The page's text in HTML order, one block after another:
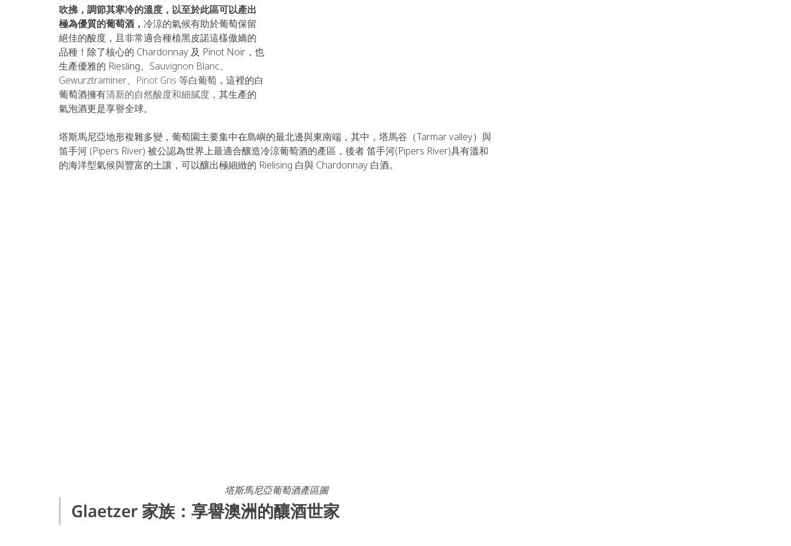
吹拂，調節其寒冷的溫度，以至於此區可以產出
極為優質的葡萄酒， 冷涼的氣候有助於葡萄保留
絕佳的酸度，且非常適合種植黑皮諾這樣傲嬌的
品種！除了核心的 Chardonnay 及 Pinot Noir，也
生產優雅的 Riesling、 Sauvignon Blanc、
Gewurztraminer、 Pinot Gris 等白葡萄 ，這裡的白
葡萄酒擁有清新的自然酸度和細膩度， 其生產的
氣泡酒更是享譽全球。
塔斯馬尼亞地形複雜多變，葡萄園主要集中在島嶼的最北邊與東南端，其中，塔馬谷（Tarmar valley）與
笛手河 (Pipers River) 被公認為世界上最適合釀造冷涼葡萄酒的產區，後者 笛手河(Pipers River)具有溫和
的海洋型氣候與豐富的土讓，可以釀出極細緻的 Rielising 白與 Chardonnay 白酒。
塔斯馬尼亞葡萄酒產區圖
Glaetzer 家族：享譽澳洲的釀酒世家